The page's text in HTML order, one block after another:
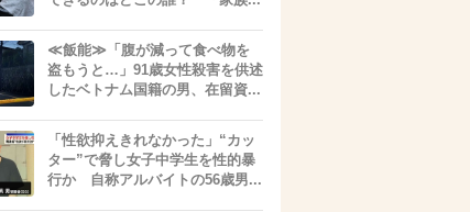
≪飯能≫「腹が減って食べ物を
盗もうと…」91歳女性殺害を供述
したベトナム国籍の男、在留資...
「性欲抑えきれなかった」“カッ
ター”で脅し女子中学生を性的暴
行か 自称アルバイトの56歳男...